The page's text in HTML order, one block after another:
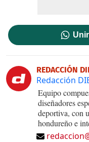
REDACCIÓN
Redacción
Equipo
diseñadores
deportiva, con
hondureño e